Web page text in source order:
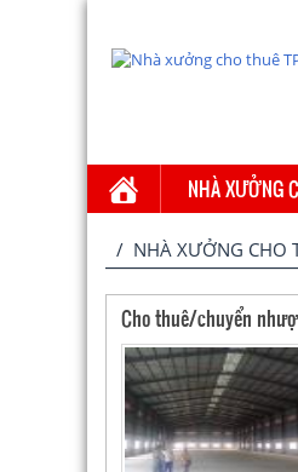
NHÀ XƯỞNG
/ NHÀ XƯỞNG CHO
Cho thuê/chuyển